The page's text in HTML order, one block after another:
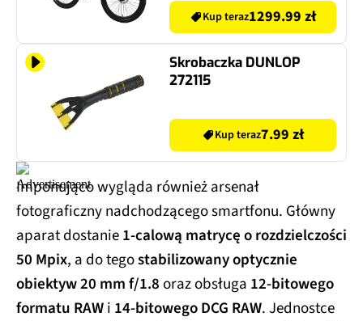
Kup teraz1299.99 zł
Skrobaczka DUNLOP
272115
Kup teraz7.99 zł
Imponująco wygląda również arsenał
fotograficzny nadchodzącego smartfonu. Główny
aparat dostanie1-calową matrycę o rozdzielczości
50 Mpix, a do tegostabilizowany optycznie
obiektyw 20 mm f/1.8oraz obsługa 12-bitowego
formatu RAWi 14-bitowego DCG RAW. Jednostce